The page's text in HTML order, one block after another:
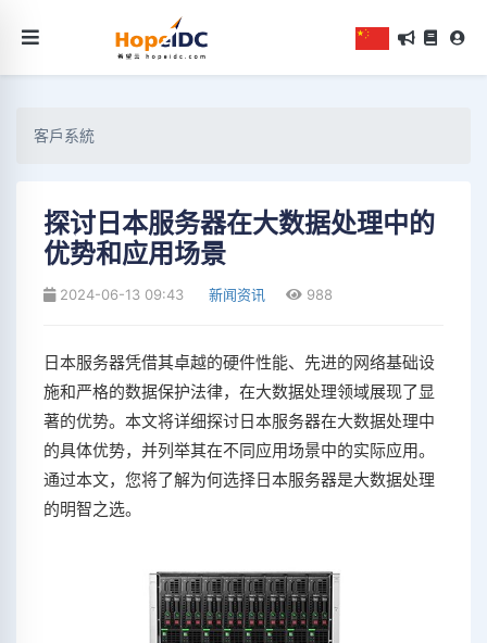
客戶系統
探讨日本服务器在大数据处理中的
优势和应用场景
2024-06-13 09:43 新闻资讯 988
日本服务器凭借其卓越的硬件性能、先进的网络基础设
施和严格的数据保护法律，在大数据处理领域展现了显
著的优势。本文将详细探讨日本服务器在大数据处理中
的具体优势，并列举其在不同应用场景中的实际应用。
通过本文，您将了解为何选择日本服务器是大数据处理
的明智之选。